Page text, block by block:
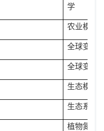
学
农业模型
全球变化
全球变化
生态模拟
生态系统
植物氮运